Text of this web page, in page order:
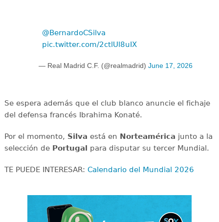
@BernardoCSilva
pic.twitter.com/2ctlUl8uIX
— Real Madrid C.F. (@realmadrid) June 17, 2026
Se espera además que el club blanco anuncie el fichaje
del defensa francés Ibrahima Konaté.
Por el momento, Silva está en Norteamérica junto a la
selección de Portugal para disputar su tercer Mundial.
TE PUEDE INTERESAR: Calendario del Mundial 2026